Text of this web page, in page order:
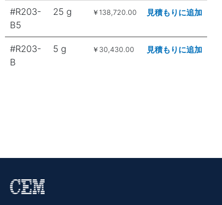
#R203-
B5
25 g ￥138,720.00 見積もりに追加
#R203-
B
5 g ￥30,430.00 見積もりに追加